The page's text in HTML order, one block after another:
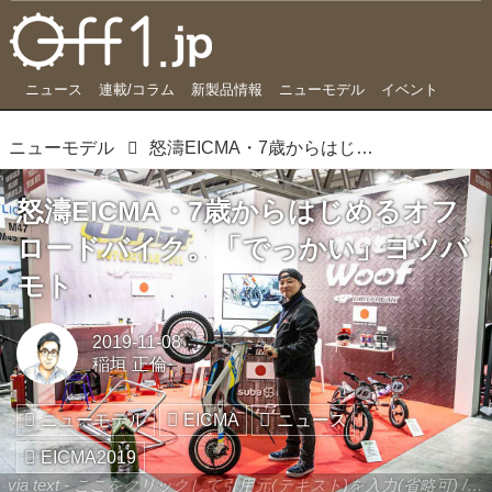
ニュース 連載/コラム 新製品情報 ニューモデル イベント
ニューモデル 怒濤EICMA・7歳からはじめるオフロードバイク。「でっかい」ヨツバモト
via text - ここをクリックして引用元(テキスト)を入力(省略可) / site.to.link.com - ここをクリックして引用元を入力(省略可)
怒濤EICMA・7歳からはじめるオフ
ロードバイク。「でっかい」ヨツバ
モト
2019-11-08
稲垣 正倫
ニューモデル EICMA
ニュース
EICMA2019